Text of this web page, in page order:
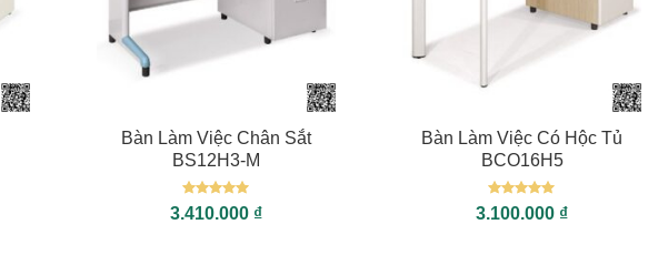
Bàn Làm Việc Chân Sắt
BS12H3-M
Được xếp
hạng55
3.410.000 ₫
Bàn Làm Việc Có Hộc Tủ
BCO16H5
Được xếp
hạng55
3.100.000 ₫